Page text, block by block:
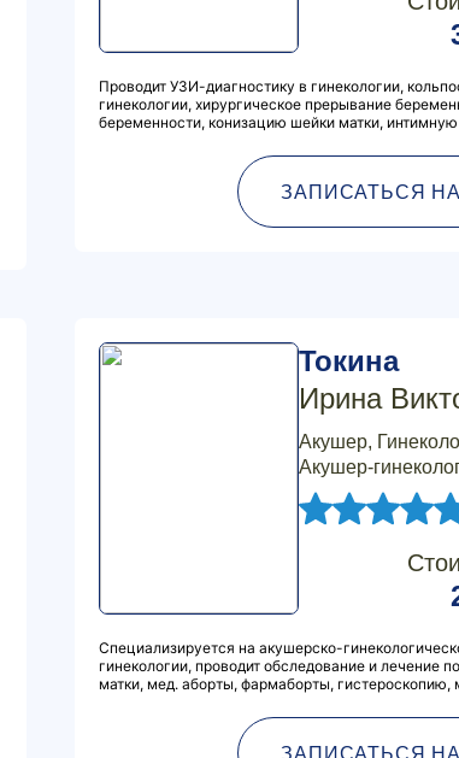
Проводит УЗИ-диагностику в гинекологии,
гинекологии, хирургическое прерывание
беременности, конизацию шейки матки,
ЗАПИСАТЬСЯ
Токина
Ирина
Акушер,
Акушер-
Специализируется на акушерско-
гинекологии, проводит обследование и лечение
матки, мед. аборты, фармаборты, гистероскопию,
ЗАПИСАТЬСЯ